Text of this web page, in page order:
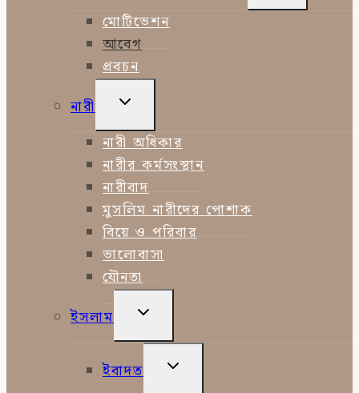
মোটিভেশন
আবেগ
প্রবচন
নারী
TOGGLE
MENU
নারী অধিকার
নারীর কর্মসংস্থান
নারীবাদ
মুসলিম নারীদের পোশাক
বিয়ে ও পরিবার
ভালোবাসা
যৌনতা
ইসলাম
TOGGLE
MENU
ইবাদত
TOGGLE